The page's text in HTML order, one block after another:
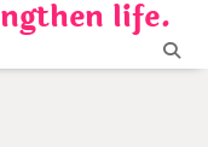
life.